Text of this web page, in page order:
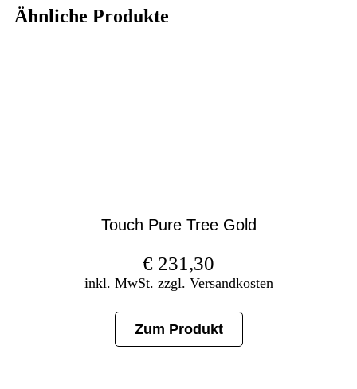
Ähnliche Produkte
Touch Pure Tree Gold
€ 231,30
inkl. MwSt. zzgl. Versandkosten
Zum Produkt